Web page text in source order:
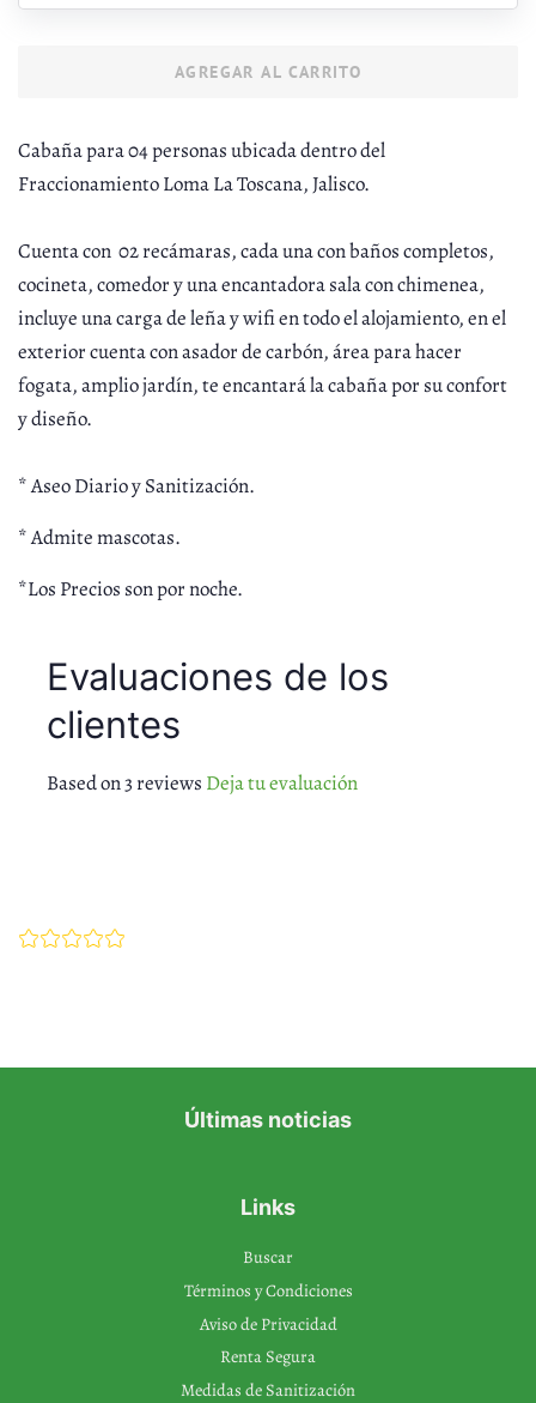
AGREGAR AL CARRITO
Cabaña para 04 personas ubicada dentro del
Fraccionamiento Loma La Toscana, Jalisco.
Cuenta con 02 recámaras, cada una con baños completos,
cocineta, comedor y una encantadora sala con chimenea,
incluye una carga de leña y wifi en todo el alojamiento, en el
exterior cuenta con asador de carbón, área para hacer
fogata, amplio jardín, te encantará la cabaña por su confort
y diseño.
* Aseo Diario y Sanitización.
* Admite mascotas.
*Los Precios son por noche.
Evaluaciones de los
clientes
Based on 3 reviews Deja tu evaluación
Últimas noticias
Links
Buscar
Términos y Condiciones
Aviso de Privacidad
Renta Segura
Medidas de Sanitización